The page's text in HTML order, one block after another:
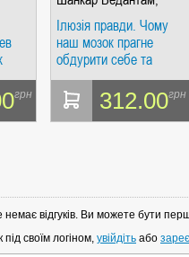
грн
Билл Меслер
Ілюзія правди. Чому
наш мозок прагне
обдурити себе та
інших? Шанкар
Ведантам, Білл
Меслер. Individuum
312.00грн
відгуків. Ви можете бути
своїм логіном, увійдіть або